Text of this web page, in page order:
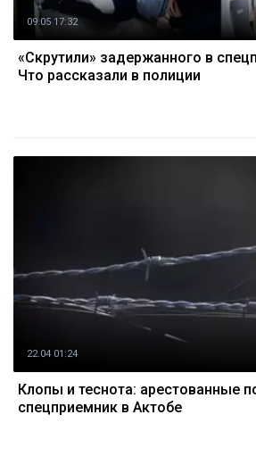
09.05 17:32
«Скрутили» задержанного в
Что рассказали в полиции
22.04 01:24
Клопы и теснота: арестованные
спецприемник в Актобе